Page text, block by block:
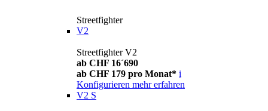
Streetfighter
V2
Streetfighter V2
ab CHF 16´690
ab CHF 179 pro Monat* i
Konfigurieren mehr erfahren
V2 S